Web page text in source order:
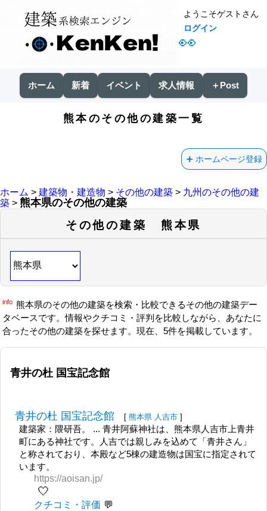
👀
ようこそゲストさん
ログイン
ホーム 新着 イベント 求人情報 ＋Post
熊本のその他の建築一覧
ホームページ登録
ホーム > 建築物・建造物 > その他の建築 > 九州のその他の建
築 > 熊本県のその他の建築
その他の建築 熊本県
info 熊本県のその他の建築を検索・比較できるその他の建築デー
タベースです。情報やクチコミ・評判を比較しながら、あなたに
合ったその他の建築を探せます。現在、5件を掲載しています。
青井の杜 国宝記念館
青井の杜 国宝記念館 [ 熊本県 人吉市 ]
建築家：隈研吾。 ... 青井阿蘇神社は、熊本県人吉市上青井
町にある神社です。人吉では親しみを込めて「青井さん」
と称されており、本殿など5棟の建造物は国宝に指定されて
います。
https://aoisan.jp/
🤍
クチコミ・評価